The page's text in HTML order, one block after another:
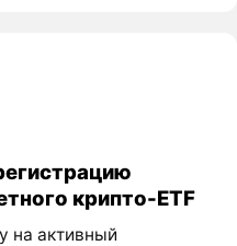
крипто-ETF
на активный